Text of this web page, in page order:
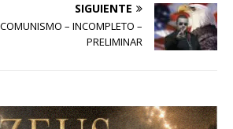
SIGUIENTE
– INCOMPLETO –
PRELIMINAR